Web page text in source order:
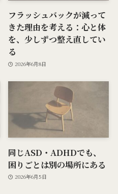
フラッシュバックが減って
きた理由を考える：心と体
を、少しずつ整え直してい
る
2026年6月8日
同じASD・ADHDでも、
困りごとは別の場所にある
2026年6月5日